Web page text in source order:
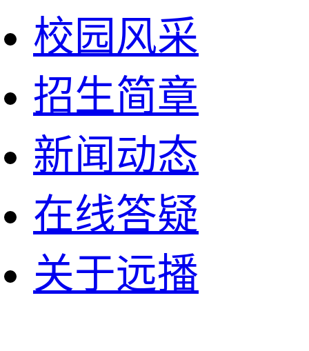
校园风采
招生简章
新闻动态
在线答疑
关于远播